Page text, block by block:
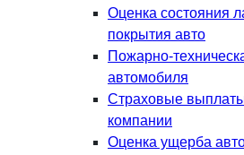
Оценка состояния
покрытия авто
Пожарно-
автомобиля
Страховые
компании
Оценка ущерба